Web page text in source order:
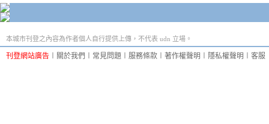
本城市刊登之內容為作者個人自行提供上傳，不代表 udn 立場。
刊登網站廣告 關於我們 常見問題 服務條款 著作權聲明 隱私權聲明 客服